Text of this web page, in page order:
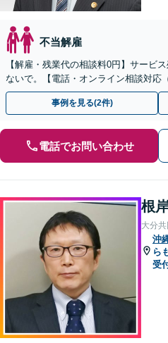
不当解雇
【解雇・残業代の相談料0円】サービ
ないで。【電話・オンライン相談対応
事例を見る(2件)
電話でお問い合わせ
根
大分
沖
ら
受